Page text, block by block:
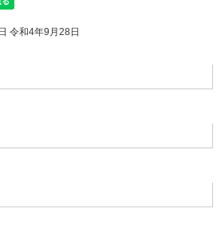
令和4年9月28日